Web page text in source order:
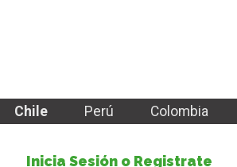
Chile Perú Colombia
Inicia Sesión o Registrate